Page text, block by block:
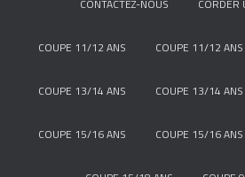
CONTACTEZ-NOUS CORDER
COUPE 11/12 ANS COUPE 11/12 ANS
COUPE 13/14 ANS COUPE 13/14 ANS
COUPE 15/16 ANS COUPE 15/16 ANS